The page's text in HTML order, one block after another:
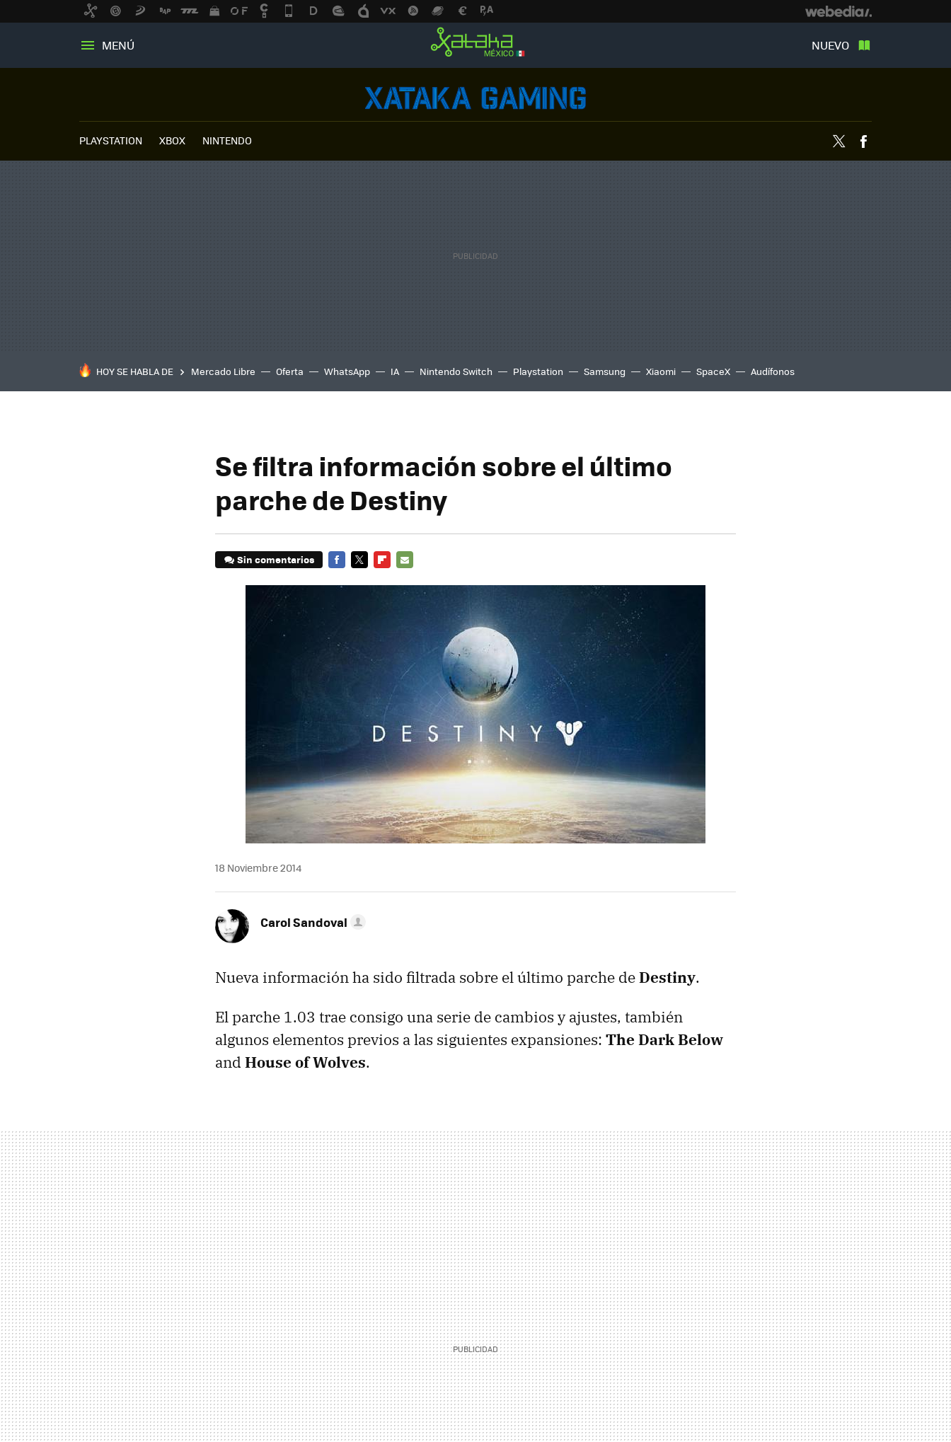
MENÚ NUEVO
PLAYSTATION XBOX NINTENDO Twitter
HOY SE HABLA DE Mercado Libre Oferta WhatsApp IA Nintendo Switch Playstation Samsung Xiaomi SpaceX Audífonos
Se filtra información sobre el último
parche de Destiny
Sin comentarios
MAIL
18 Noviembre 2014
Carol Sandoval
Nueva información ha sido filtrada sobre el último parche deDestiny.
El parche 1.03 trae consigo una serie de cambios y ajustes, también
algunos elementos previos a las siguientes expansiones: The Dark Below
and House of Wolves.